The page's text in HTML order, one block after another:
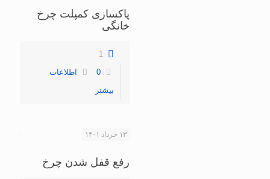
پاکسازی کمپلت چرخ
خانگی
1
0
اطلاعات
بیشتر
۱۳ خرداد ۱۴۰۱
رفع قفل شدن چرخ